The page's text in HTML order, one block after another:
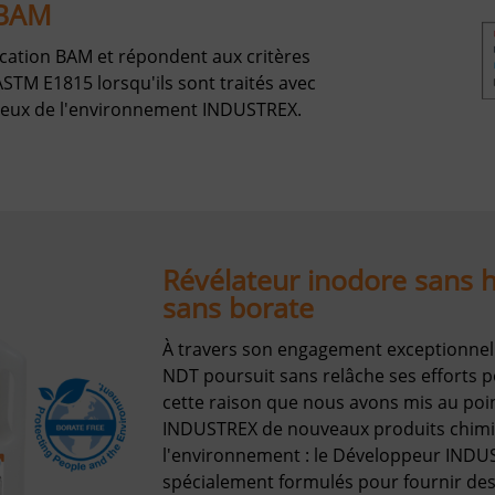
BAM et répondent aux critères
E1815 lorsqu'ils sont traités avec
de l'environnement INDUSTREX.
Révélateur inodore sans
sans borate
À travers son engagement
NDT poursuit sans relâche ses efforts
cette raison que nous avons mis au
INDUSTREX de nouveaux produits
l'environnement : le Développeur
spécialement formulés pour fournir